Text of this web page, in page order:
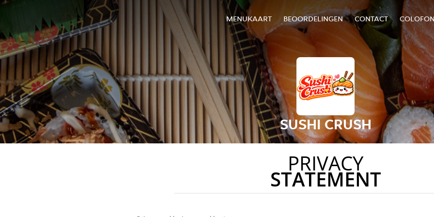
MENUKAART BEOORDELINGEN CONTACT
SUSHI CRUSH
PRIVACY
STATEMENT